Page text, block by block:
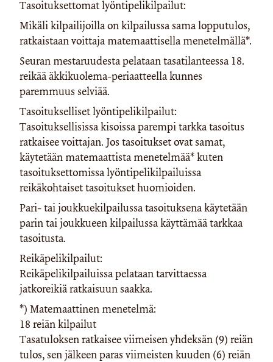
Tasoituksettomat lyöntipelikilpailut:
Mikäli kilpailijoilla on kilpailussa sama lopputulos,
ratkaistaan voittaja matemaattisella menetelmällä*.
Seuran mestaruudesta pelataan tasatilanteessa 18.
reikää äkkikuolema-periaatteella kunnes
paremmuus selviää.
Tasoitukselliset lyöntipelikilpailut:
Tasoituksellisissa kisoissa parempi tarkka tasoitus
ratkaisee voittajan. Jos tasoitukset ovat samat,
käytetään matemaattista menetelmää* kuten
tasoituksettomissa lyöntipelikilpailuissa
reikäkohtaiset tasoitukset huomioiden.
Pari- tai joukkuekilpailussa tasoituksena käytetään
parin tai joukkueen kilpailussa käyttämää tarkkaa
tasoitusta.
Reikäpelikilpailut:
Reikäpelikilpailuissa pelataan tarvittaessa
jatkoreikiä ratkaisuun saakka.
*) Matemaattinen menetelmä:
18 reiän kilpailut
Tasatuloksen ratkaisee viimeisen yhdeksän (9) reiän
tulos, sen jälkeen paras viimeisten kuuden (6) reiän